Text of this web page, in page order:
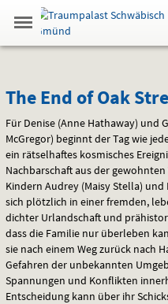
Springe
zum
,zum
.
Navigation
Menü
Gehe
zur
Standortauswahl
Hinweis
The
End
of
Oak
Street
The End of Oak
Für Denise (Anne Hathaway) und
McGregor) beginnt der Tag wie
ein rätselhaftes kosmisches
Nachbarschaft aus der
Kindern Audrey (Maisy Stella)
sich plötzlich in einer fremden,
dichter Urlandschaft und
dass die Familie nur überleben
sie nach einem Weg zurück nach
Gefahren der unbekannten
Spannungen und Konflikten
Entscheidung kann über ihr